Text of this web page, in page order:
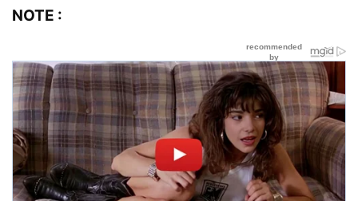
NOTE :